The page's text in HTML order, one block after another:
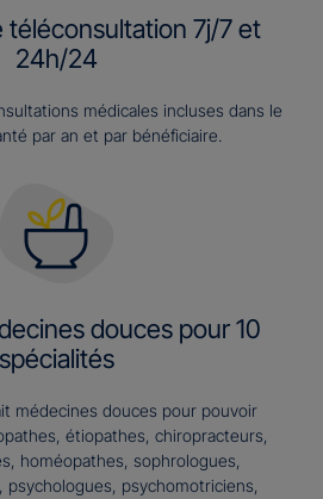
téléconsultation 7j/7 et
24h/24
médicales incluses dans le
par an et par bénéficiaire.
douces pour 10
spécialités
médecines douces pour pouvoir
étiopathes, chiropracteurs,
homéopathes, sophrologues,
psychomotriciens,